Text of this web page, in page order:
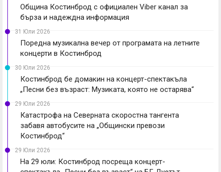
Община Костинброд с официален Viber канал за
бърза и надеждна информация
31 Юли 2026
Поредна музикална вечер от програмата на летните
концерти в Костинброд
30 Юли 2026
Костинброд бе домакин на концерт-спектакъла
„Песни без възраст: Музиката, която не остарява“
29 Юли 2026
Катастрофа на Северната скоростна тангента
забавя автобусите на „Общински превози
Костинброд“
29 Юли 2026
На 29 юли: Костинброд посреща концерт-